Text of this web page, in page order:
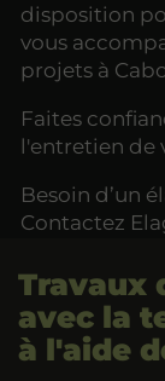
disposition
vous
projets à
Faites
l'entretien de
Besoin d’un
Contactez
Travaux
avec la
à l'aide